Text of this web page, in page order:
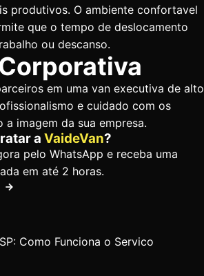
produtivos. O ambiente confortavel
que o tempo de deslocamento
ou descanso.
em uma van executiva de alto
e cuidado com os
imagem da sua empresa.
a VaideVan?
pelo WhatsApp e receba uma
em até 2 horas.
Como Funciona o Servico